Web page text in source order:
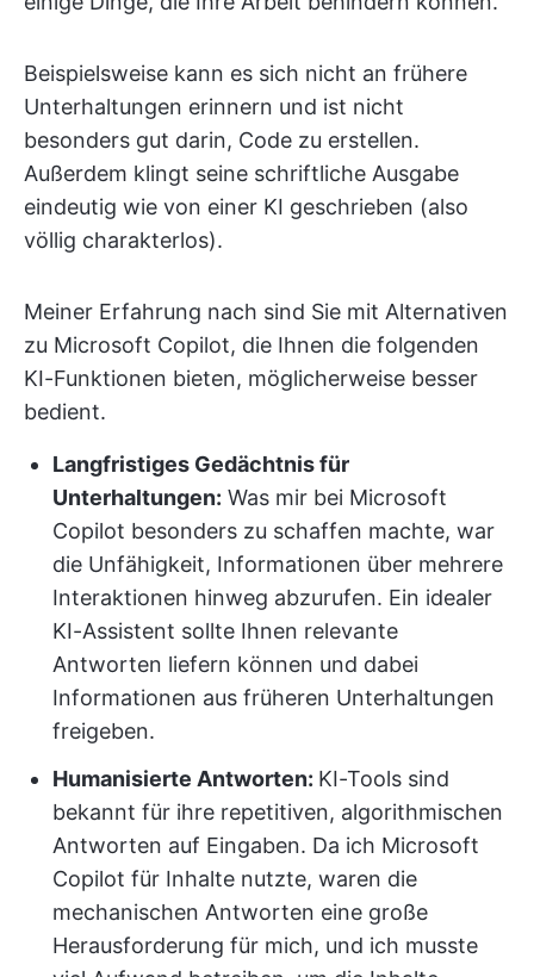
Beispielsweise kann es sich nicht an frühere
Unterhaltungen erinnern und ist nicht
besonders gut darin, Code zu erstellen.
Außerdem klingt seine schriftliche Ausgabe
eindeutig wie von einer KI geschrieben (also
völlig charakterlos).
Meiner Erfahrung nach sind Sie mit Alternativen
zu Microsoft Copilot, die Ihnen die folgenden
KI-Funktionen bieten, möglicherweise besser
bedient.
Langfristiges Gedächtnis für
Unterhaltungen: Was mir bei Microsoft
Copilot besonders zu schaffen machte, war
die Unfähigkeit, Informationen über mehrere
Interaktionen hinweg abzurufen. Ein idealer
KI-Assistent sollte Ihnen relevante
Antworten liefern können und dabei
Informationen aus früheren Unterhaltungen
freigeben.
Humanisierte Antworten: KI-Tools sind
bekannt für ihre repetitiven, algorithmischen
Antworten auf Eingaben. Da ich Microsoft
Copilot für Inhalte nutzte, waren die
mechanischen Antworten eine große
Herausforderung für mich, und ich musste